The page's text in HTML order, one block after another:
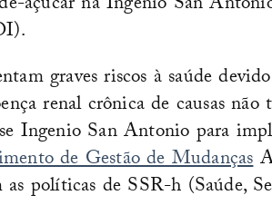
graves riscos à saúde
renal crônica de causas
Ingenio San Antonio para
de Gestão de Mudanças
políticas de SSR-h (Saúde,